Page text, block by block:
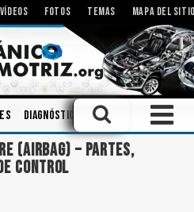
VÍDEOS FOTOS TEMAS MAPA DEL
Diagnóstico Ingeniería
(AIRBAG) – PARTES,
CONTROL